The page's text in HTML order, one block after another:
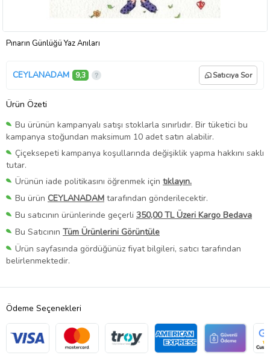
Pınarın Günlüğü Yaz Anıları
CEYLANADAM 9,3 Satıcıya Sor
Ürün Özeti
Bu ürünün kampanyalı satışı stoklarla sınırlıdır. Bir tüketici bu
kampanya stoğundan maksimum 10 adet satın alabilir.
Çiçeksepeti kampanya koşullarında değişiklik yapma hakkını saklı
tutar.
Ürünün iade politikasını öğrenmek için tıklayın.
Bu ürün CEYLANADAM tarafından gönderilecektir.
Bu satıcının ürünlerinde geçerli 350,00 TL Üzeri Kargo Bedava
Bu Satıcının Tüm Ürünlerini Görüntüle
Ürün sayfasında gördüğünüz fiyat bilgileri, satıcı tarafından
belirlenmektedir.
Ödeme Seçenekleri